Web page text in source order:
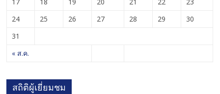
« ส.ค.
24
25 26 27 28 29
30
31
สถิติผู้เยี่ยมชม